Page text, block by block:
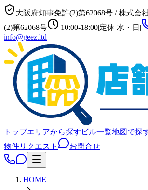
大阪府知事免許(2)第62068号 /株式会
(2)第62068号
10:00-18:00|定休 水・日 |
info@geez.ltd
トップエリアから探す ビル一覧地図で探
物件リクエスト
お問合せ
HOME